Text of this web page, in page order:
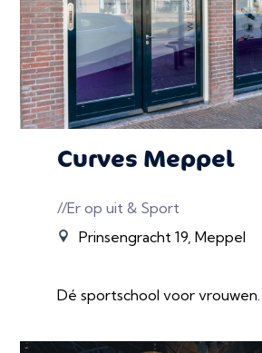
Curves Meppel
//Er op uit & Sport
Prinsengracht 19, Meppel
Dé sportschool voor vrouwen.